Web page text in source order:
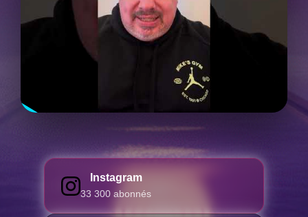
Instagram
33 300 abonnés